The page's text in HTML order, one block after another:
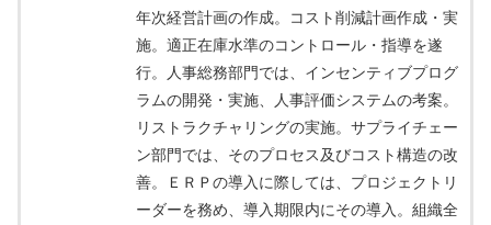
年次経営計画の作成。コスト削減計画作成・実
施。適正在庫水準のコントロール・指導を遂
行。人事総務部門では、インセンティブプログ
ラムの開発・実施、人事評価システムの考案。
リストラクチャリングの実施。サプライチェー
ン部門では、そのプロセス及びコスト構造の改
善。ＥＲＰの導入に際しては、プロジェクトリ
ーダーを務め、導入期限内にその導入。組織全